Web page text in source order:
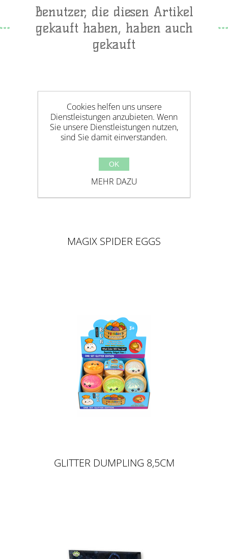
Benutzer, die diesen Artikel
gekauft haben, haben auch
gekauft
MAGIX SPIDER EGGS
GLITTER DUMPLING 8,5CM
Cookies helfen uns unsere
Dienstleistungen anzubieten. Wenn
Sie unsere Dienstleistungen nutzen,
sind Sie damit einverstanden.
OK
MEHR DAZU